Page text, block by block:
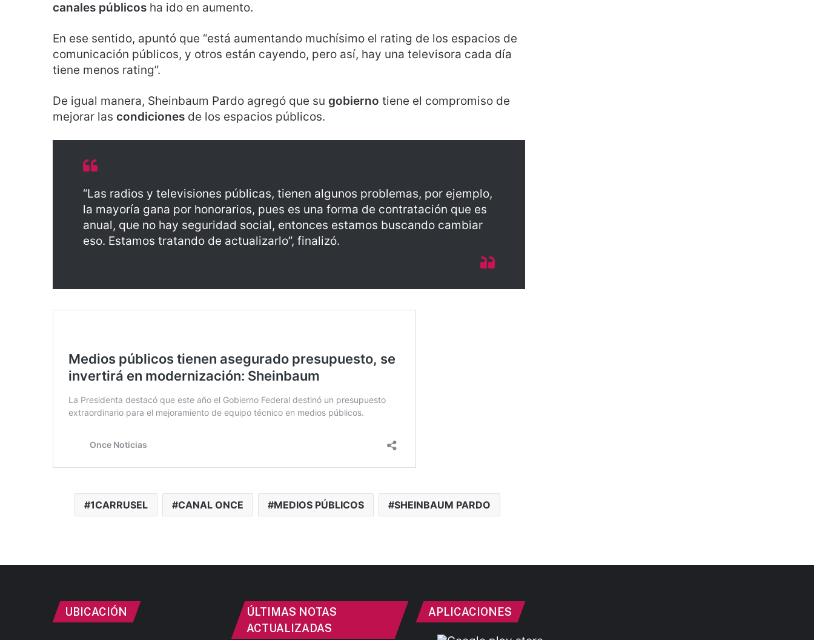
canales públicos ha ido en aumento.
En ese sentido, apuntó que “está aumentando muchísimo el rating de los espacios de
comunicación públicos, y otros están cayendo, pero así, hay una televisora cada día
tiene menos rating”.
De igual manera, Sheinbaum Pardo agregó que su gobierno tiene el compromiso de
mejorar las condiciones de los espacios públicos.
“Las radios y televisiones públicas, tienen algunos problemas, por ejemplo,
la mayoría gana por honorarios, pues es una forma de contratación que es
anual, que no hay seguridad social, entonces estamos buscando cambiar
eso. Estamos tratando de actualizarlo”, finalizó.
1CARRUSEL CANAL ONCE MEDIOS PÚBLICOS SHEINBAUM PARDO
UBICACIÓN
ÚLTIMAS NOTAS
ACTUALIZADAS
APLICACIONES